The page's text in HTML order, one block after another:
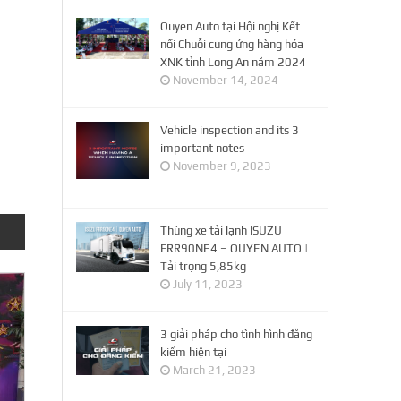
Quyen Auto tại Hội nghị Kết
nối Chuỗi cung ứng hàng hóa
XNK tỉnh Long An năm 2024
November 14, 2024
Vehicle inspection and its 3
important notes
November 9, 2023
Thùng xe tải lạnh ISUZU
FRR90NE4 – QUYEN AUTO |
Tải trọng 5,85kg
July 11, 2023
3 giải pháp cho tình hình đăng
kiểm hiện tại
March 21, 2023